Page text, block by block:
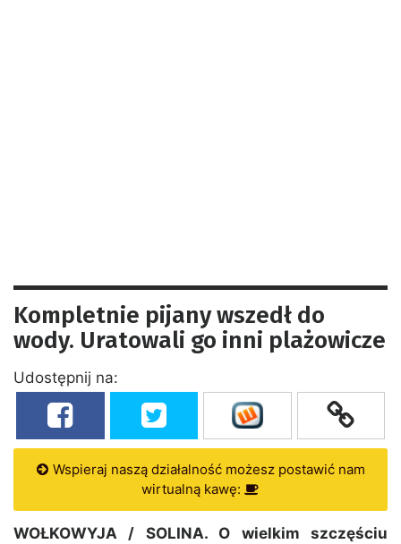
Kompletnie pijany wszedł do
wody. Uratowali go inni plażowicze
Udostępnij na:
Wspieraj naszą działalność możesz postawić nam
wirtualną kawę:
WOŁKOWYJA / SOLINA. O wielkim szczęściu